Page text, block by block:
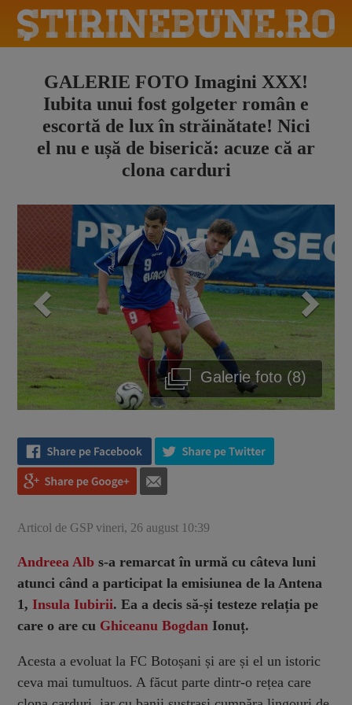
GALERIE FOTO Imagini XXX!
Iubita unui fost golgeter român e
escortă de lux în străinătate! Nici
el nu e ușă de biserică: acuze că ar
clona carduri
Galerie foto (8)
Articol de GSP vineri, 26 august 10:39
Andreea Alb s-a remarcat în urmă cu câteva luni
atunci când a participat la emisiunea de la Antena
1,Insula Iubirii. Ea a decis să-și testeze relația pe
care o are cu Ghiceanu Bogdan Ionuț.
Acesta a evoluat la FC Botoșani și are și el un istoric
ceva mai tumultuos. A făcut parte dintr-o rețea care